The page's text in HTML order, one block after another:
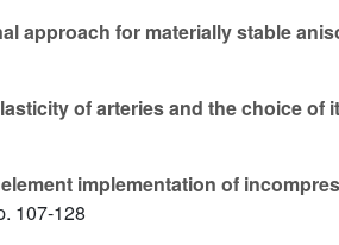
approach for materially stable
of arteries and the choice of
implementation of
107-128